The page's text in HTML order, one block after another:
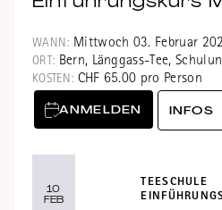
WANN: Mittwoch 03. Februar
ORT: Bern, Länggass-Tee,
KOSTEN: CHF 65.00 pro Person
ANMELDEN INFOS
10
FEB
TEESCHULE